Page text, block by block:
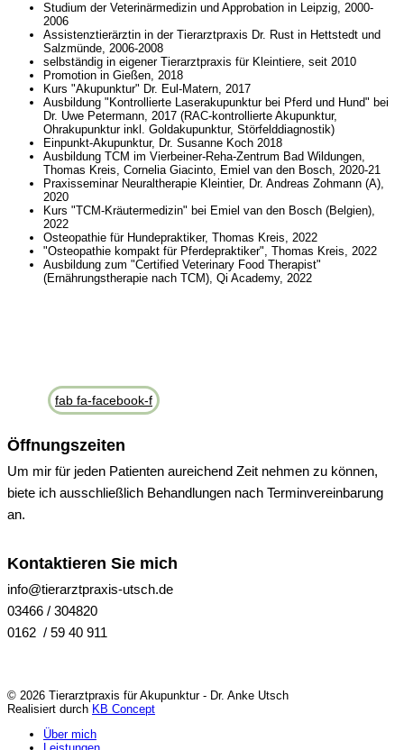
Studium der Veterinärmedizin und Approbation in Leipzig, 2000-
2006
Assistenztierärztin in der Tierarztpraxis Dr. Rust in Hettstedt und
Salzmünde, 2006-2008
selbständig in eigener Tierarztpraxis für Kleintiere, seit 2010
Promotion in Gießen, 2018
Kurs "Akupunktur" Dr. Eul-Matern, 2017
Ausbildung "Kontrollierte Laserakupunktur bei Pferd und Hund" bei
Dr. Uwe Petermann, 2017 (RAC-kontrollierte Akupunktur,
Ohrakupunktur inkl. Goldakupunktur, Störfelddiagnostik)
Einpunkt-Akupunktur, Dr. Susanne Koch 2018
Ausbildung TCM im Vierbeiner-Reha-Zentrum Bad Wildungen,
Thomas Kreis, Cornelia Giacinto, Emiel van den Bosch, 2020-21
Praxisseminar Neuraltherapie Kleintier, Dr. Andreas Zohmann (A),
2020
Kurs "TCM-Kräutermedizin" bei Emiel van den Bosch (Belgien),
2022
Osteopathie für Hundepraktiker, Thomas Kreis, 2022
"Osteopathie kompakt für Pferdepraktiker", Thomas Kreis, 2022
Ausbildung zum "Certified Veterinary Food Therapist"
(Ernährungstherapie nach TCM), Qi Academy, 2022
fab fa-facebook-f
Öffnungszeiten
Um mir für jeden Patienten aureichend Zeit nehmen zu können,
biete ich ausschließlich Behandlungen nach Terminvereinbarung
an.
Kontaktieren Sie mich
info@tierarztpraxis-utsch.de
03466 / 304820
0162 / 59 40 911
© 2026 Tierarztpraxis für Akupunktur - Dr. Anke Utsch
Realisiert durch KB Concept
Über mich